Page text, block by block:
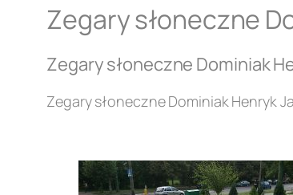
Zegary słoneczne
Zegary słoneczne Dominiak
Zegary słoneczne Dominiak Henryk